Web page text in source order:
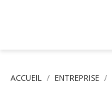
ACCUEIL ENTREPRISE